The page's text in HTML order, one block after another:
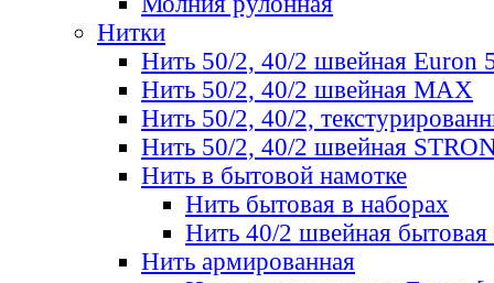
Нитки
Нить 50/2, 40/2 швейная Euron
Нить 50/2, 40/2 швейная МАХ
Нить 50/2, 40/2,
Нить 50/2, 40/2 швейная
Нить в бытовой намотке
Нить бытовая в наборах
Нить 40/2 швейная бытовая
Нить армированная